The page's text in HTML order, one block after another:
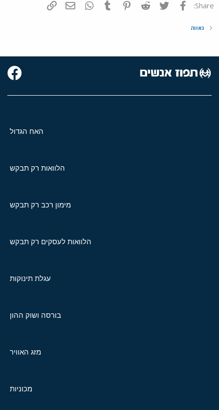
Share: פייסבוק Twitter
Reddit
Pinterest
Tumblr
WhatsAppדואר אלקטרוני
גאווה
האח הגדול
הלוואות רק תבקש
מימון רכב רק תבקש
הלוואות לעסקים רק תבקש
עגלת תינוקות
בורסה ושוק ההון
מזג האוויר
מכוניות